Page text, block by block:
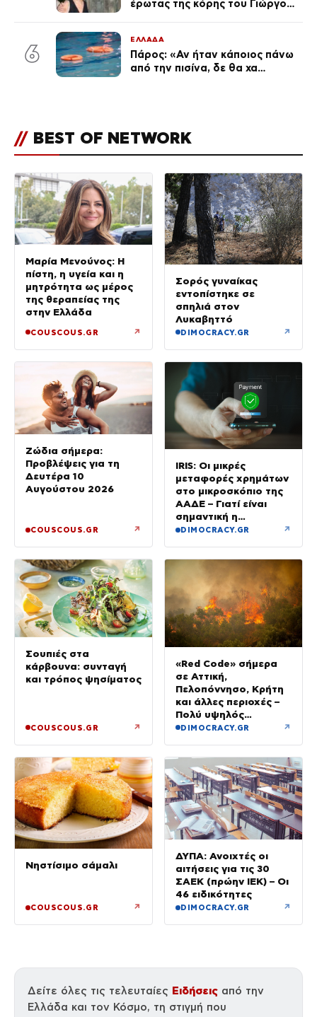
έρωτας της κόρης του Γιώργου,
6
ΕΛΛΑΔΑ
Πάρος: «Αν ήταν κάποιος πάνω
από την πισίνα, δε θα χα
beach bar
// BEST OF NETWORK
Μαρία Μενούνος: Η
πίστη, η υγεία και η
μητρότητα ως μέρος
της θεραπείας της
στην Ελλάδα
COUSCOUS.GR ↗
Σορός γυναίκας
εντοπίστηκε σε
σπηλιά στον
Λυκαβηττό
DIMOCRACY.GR ↗
Ζώδια σήμερα:
Προβλέψεις για τη
Δευτέρα 10
Αυγούστου 2026
COUSCOUS.GR ↗
IRIS: Οι μικρές
μεταφορές χρημάτων
στο μικροσκόπιο της
ΑΑΔΕ – Γιατί είναι
σημαντική η
αιτιολογία
DIMOCRACY.GR ↗
Σουπιές στα
κάρβουνα: συνταγή
και τρόπος ψησίματος
COUSCOUS.GR ↗
«Red Code» σήμερα
σε Αττική,
Πελοπόννησο, Κρήτη
και άλλες περιοχές –
Πολύ υψηλός
κίνδυνος πυρκαγιάς
DIMOCRACY.GR ↗
Νηστίσιμο σάμαλι
COUSCOUS.GR ↗
ΔΥΠΑ: Ανοιχτές οι
αιτήσεις για τις 30
ΣΑΕΚ (πρώην ΙΕΚ) – Οι
46 ειδικότητες
DIMOCRACY.GR ↗
Δείτε όλες τις τελευταίες Ειδήσεις από την
Ελλάδα και τον Κόσμο, τη στιγμή που